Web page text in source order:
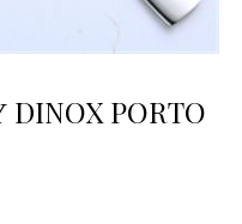
PORTO